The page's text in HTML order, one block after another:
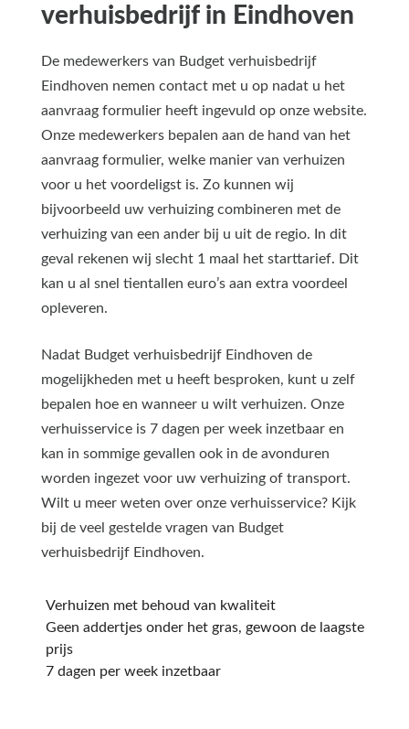
verhuisbedrijf in Eindhoven
De medewerkers van Budget verhuisbedrijf
Eindhoven nemen contact met u op nadat u het
aanvraag formulier heeft ingevuld op onze website.
Onze medewerkers bepalen aan de hand van het
aanvraag formulier, welke manier van verhuizen
voor u het voordeligst is. Zo kunnen wij
bijvoorbeeld uw verhuizing combineren met de
verhuizing van een ander bij u uit de regio. In dit
geval rekenen wij slecht 1 maal het starttarief. Dit
kan u al snel tientallen euro’s aan extra voordeel
opleveren.
Nadat Budget verhuisbedrijf Eindhoven de
mogelijkheden met u heeft besproken, kunt u zelf
bepalen hoe en wanneer u wilt verhuizen. Onze
verhuisservice is 7 dagen per week inzetbaar en
kan in sommige gevallen ook in de avonduren
worden ingezet voor uw verhuizing of transport.
Wilt u meer weten over onze verhuisservice? Kijk
bij de veel gestelde vragen van Budget
verhuisbedrijf Eindhoven.
Verhuizen met behoud van kwaliteit
Geen addertjes onder het gras, gewoon de laagste
prijs
7 dagen per week inzetbaar